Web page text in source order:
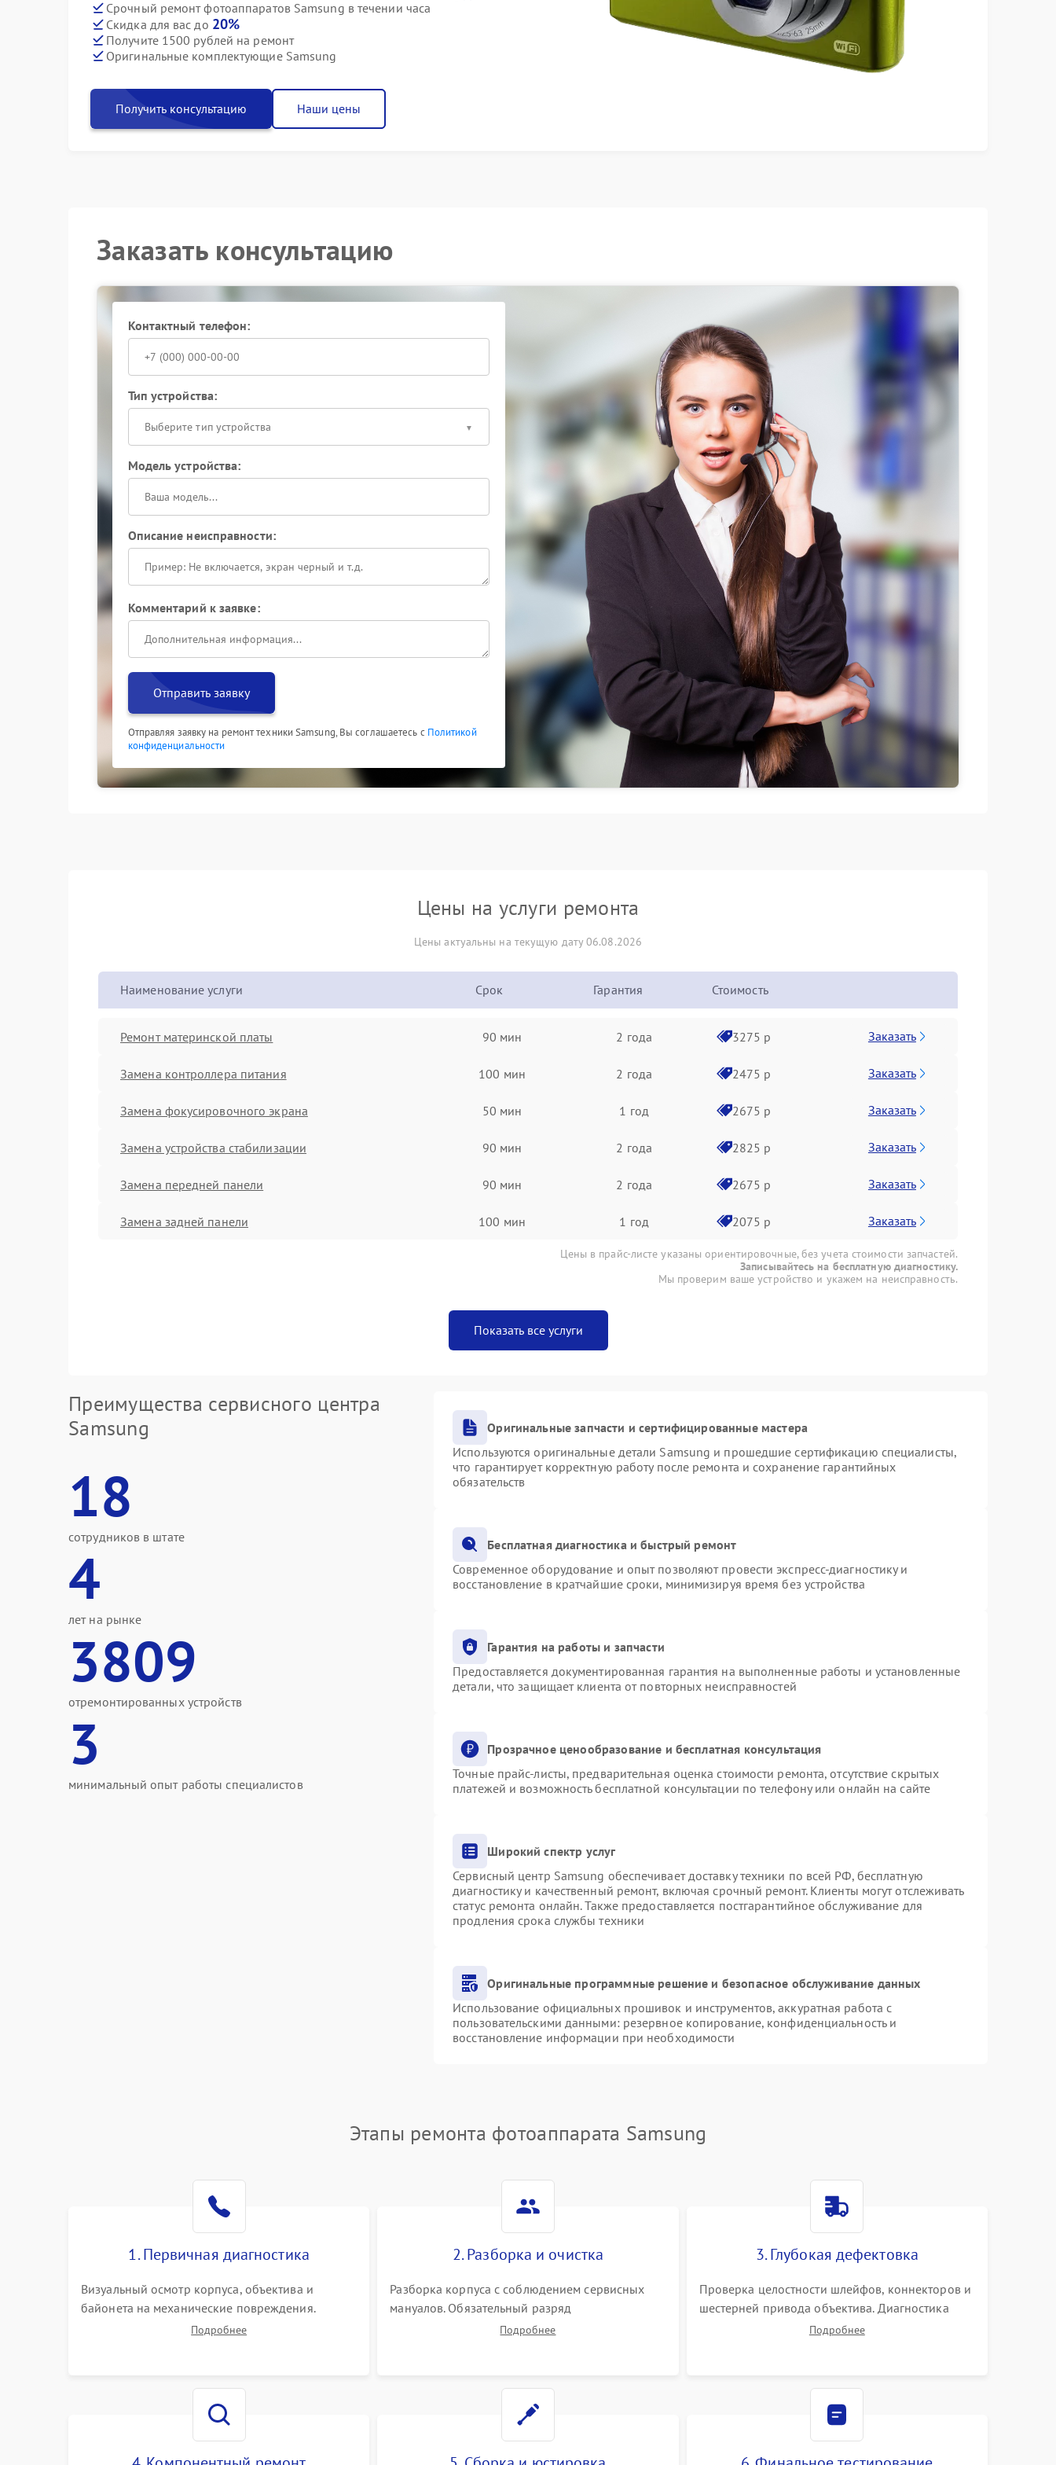
Срочный ремонт фотоаппаратов Samsung в течении часа
Скидка для вас до 20%
Получите 1500 рублей на ремонт
Оригинальные комплектующие Samsung
Получить консультацию Наши цены
Заказать консультацию
Контактный телефон:
Тип устройства:
Выберите тип устройства
Модель устройства:
Описание неисправности:
Комментарий к заявке:
Отправить заявку
Отправляя заявку на ремонт техники Samsung, Вы соглашаетесь с Политикой
конфиденциальности
Цены на услуги ремонта
Цены актуальны на текущую дату 06.08.2026
Наименование услуги Срок Гарантия Стоимость
Ремонт материнской платы 90 мин 2 года 3275 р Заказать
Замена контроллера питания 100 мин 2 года 2475 р Заказать
Замена фокусировочного экрана 50 мин 1 год 2675 р Заказать
Замена устройства стабилизации 90 мин 2 года 2825 р Заказать
Замена передней панели 90 мин 2 года 2675 р Заказать
Замена задней панели 100 мин 1 год 2075 р Заказать
Цены в прайс-листе указаны ориентировочные, без учета стоимости запчастей.
Записывайтесь на бесплатную диагностику.
Мы проверим ваше устройство и укажем на неисправность.
Показать все услуги
Преимущества сервисного центра
Samsung
18
сотрудников в штате
4
лет на рынке
3809
отремонтированных устройств
3
минимальный опыт работы специалистов
Оригинальные запчасти и сертифицированные мастера
Используются оригинальные детали Samsung и прошедшие сертификацию специалисты,
что гарантирует корректную работу после ремонта и сохранение гарантийных
обязательств
Бесплатная диагностика и быстрый ремонт
Современное оборудование и опыт позволяют провести экспресс-диагностику и
восстановление в кратчайшие сроки, минимизируя время без устройства
Гарантия на работы и запчасти
Предоставляется документированная гарантия на выполненные работы и установленные
детали, что защищает клиента от повторных неисправностей
Прозрачное ценообразование и бесплатная консультация
Точные прайс-листы, предварительная оценка стоимости ремонта, отсутствие скрытых
платежей и возможность бесплатной консультации по телефону или онлайн на сайте
Широкий спектр услуг
Сервисный центр Samsung обеспечивает доставку техники по всей РФ, бесплатную
диагностику и качественный ремонт, включая срочный ремонт. Клиенты могут отслеживать
статус ремонта онлайн. Также предоставляется постгарантийное обслуживание для
продления срока службы техники
Оригинальные программные решение и безопасное обслуживание данных
Использование официальных прошивок и инструментов, аккуратная работа с
пользовательскими данными: резервное копирование, конфиденциальность и
восстановление информации при необходимости
Этапы ремонта фотоаппарата Samsung
1. Первичная диагностика
Визуальный осмотр корпуса, объектива и
байонета на механические повреждения.
Проверка реакции на включение, считывание
Подробнее
2. Разборка и очистка
Разборка корпуса с соблюдением сервисных
мануалов. Обязательный разряд
высоковольтного конденсатора вспышки для
Подробнее
3. Глубокая дефектовка
Проверка целостности шлейфов, коннекторов и
шестерней привода объектива. Диагностика
материнской платы, цепей питания и
Подробнее